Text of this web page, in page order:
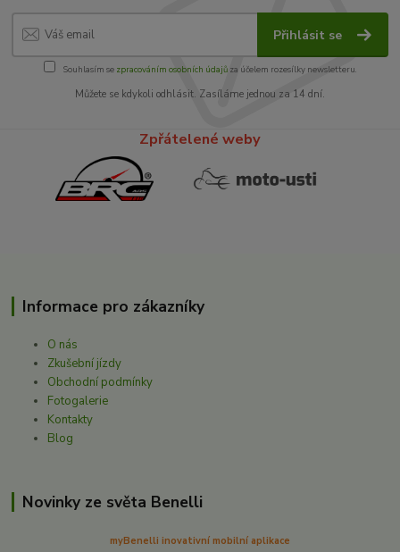
Přihlásit se
Souhlasím se zpracováním osobních údajůza účelem rozesílky newsletteru.
Můžete se kdykoli odhlásit. Zasíláme jednou za 14 dní.
Zpřátelené weby
Informace pro zákazníky
O nás
Zkušební jízdy
Obchodní podmínky
Fotogalerie
Kontakty
Blog
Novinky ze světa Benelli
myBenelli inovativní mobilní aplikace